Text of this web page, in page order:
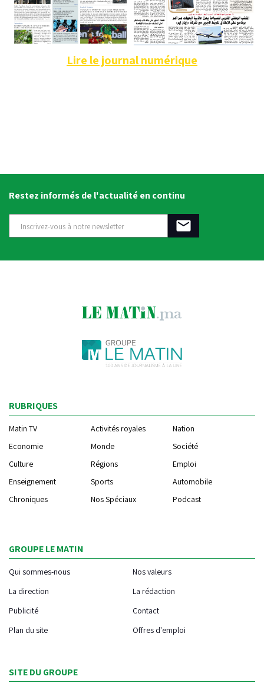
Lire le journal numérique
Restez informés de l'actualité en continu
RUBRIQUES
Matin TV Activités royales
Nation
Economie
Monde
Société
Culture
Régions
Emploi
Enseignement
Sports
Automobile
Chroniques
Nos Spéciaux Podcast
GROUPE LE MATIN
Qui sommes-nous
Nos valeurs
La direction
La rédaction
Publicité
Contact
Plan du site
Offres d'emploi
SITE DU GROUPE